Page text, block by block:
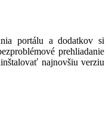
portálu a dodatkov si
prehliadanie
najnovšiu verziu